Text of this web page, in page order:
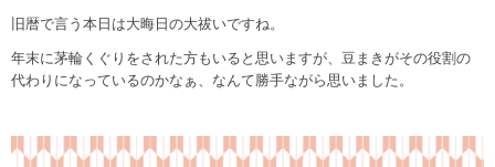
旧暦で言う本日は大晦日の大祓いですね。
年末に茅輪くぐりをされた方もいると思いますが、豆まきがその役割の
代わりになっているのかなぁ、なんて勝手ながら思いました。